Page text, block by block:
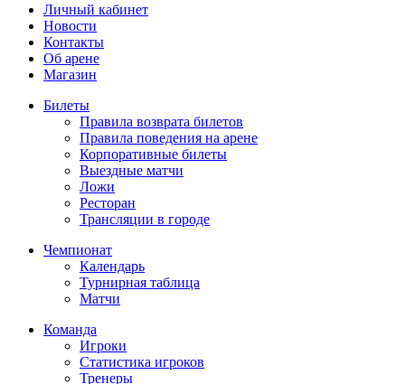
Личный кабинет
Новости
Контакты
Об арене
Магазин
Билеты
Правила возврата билетов
Правила поведения на арене
Корпоративные билеты
Выездные матчи
Ложи
Ресторан
Трансляции в городе
Чемпионат
Календарь
Турнирная таблица
Матчи
Команда
Игроки
Статистика игроков
Тренеры